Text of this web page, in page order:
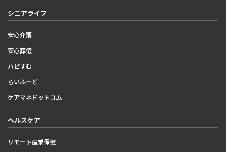
シニアライフ
安心介護
安心葬儀
ハピすむ
らいふーど
ケアマネドットコム
ヘルスケア
リモート産業保健